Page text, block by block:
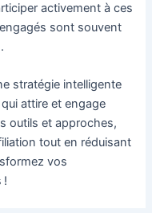
activement à ces
sont souvent
stratégie intelligente
attire et engage
outils et approches,
tout en réduisant
vos
!